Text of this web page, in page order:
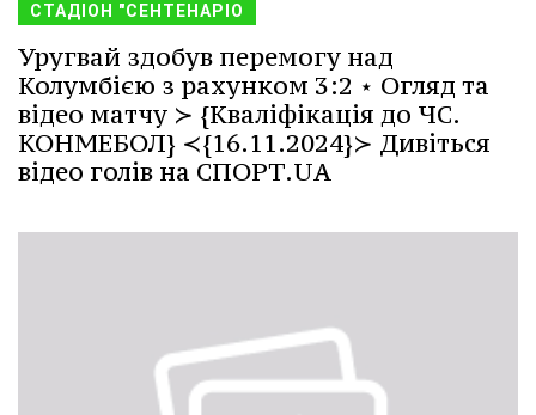
СТАДІОН "СЕНТЕНАРІО
Уругвай здобув перемогу над
Колумбією з рахунком 3:2 ⋆ Огляд та
відео матчу ≻ {Кваліфікація до ЧС.
КОНМЕБОЛ} ≺{16.11.2024}≻ Дивіться
відео голів на СПОРТ.UA